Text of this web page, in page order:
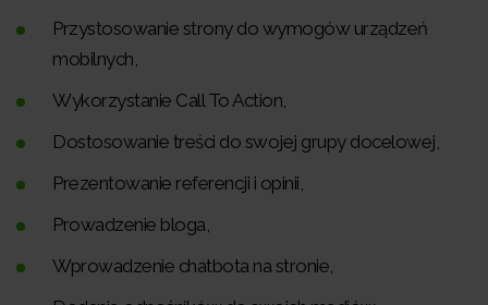
Przystosowanie strony do wymogów urządzeń
mobilnych,
Wykorzystanie Call To Action,
Dostosowanie treści do swojej grupy docelowej,
Prezentowanie referencji i opinii,
Prowadzenie bloga,
Wprowadzenie chatbota na stronie,